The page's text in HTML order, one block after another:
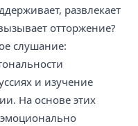
развлекает
отторжение?
слушание:
и изучение
На основе этих